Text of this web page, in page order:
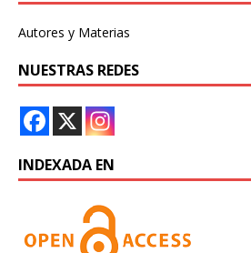
Autores y Materias
NUESTRAS REDES
INDEXADA EN